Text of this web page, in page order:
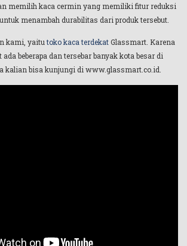
memilih kaca cermin yang memiliki fitur reduksi
menambah durabilitas dari produk tersebut.
kami, yaitutoko kaca terdekatGlassmart. Karena
beberapa dan tersebar banyak kota besar di
kalian bisa kunjungi di www.glassmart.co.id.